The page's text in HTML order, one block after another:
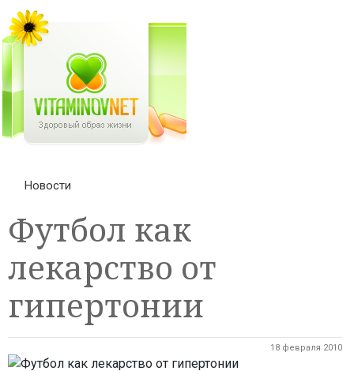
Новости
Футбол как
лекарство от
гипертонии
18 февраля 2010